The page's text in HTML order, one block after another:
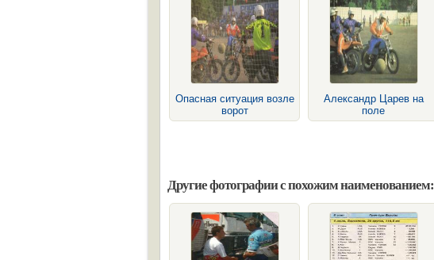
Опасная ситуация возле
ворот
Александр Царев на
поле
Другие фотографии с похожим наименованием: